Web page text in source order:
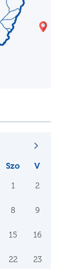
Szo V
1 2
8 9
15 16
22 23